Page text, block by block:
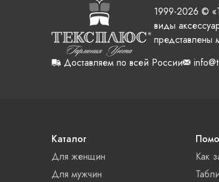
1999-2026 ©
виды
представлены
Доставляем по всей России
Каталог
Для женщин
Для мужчин
Как